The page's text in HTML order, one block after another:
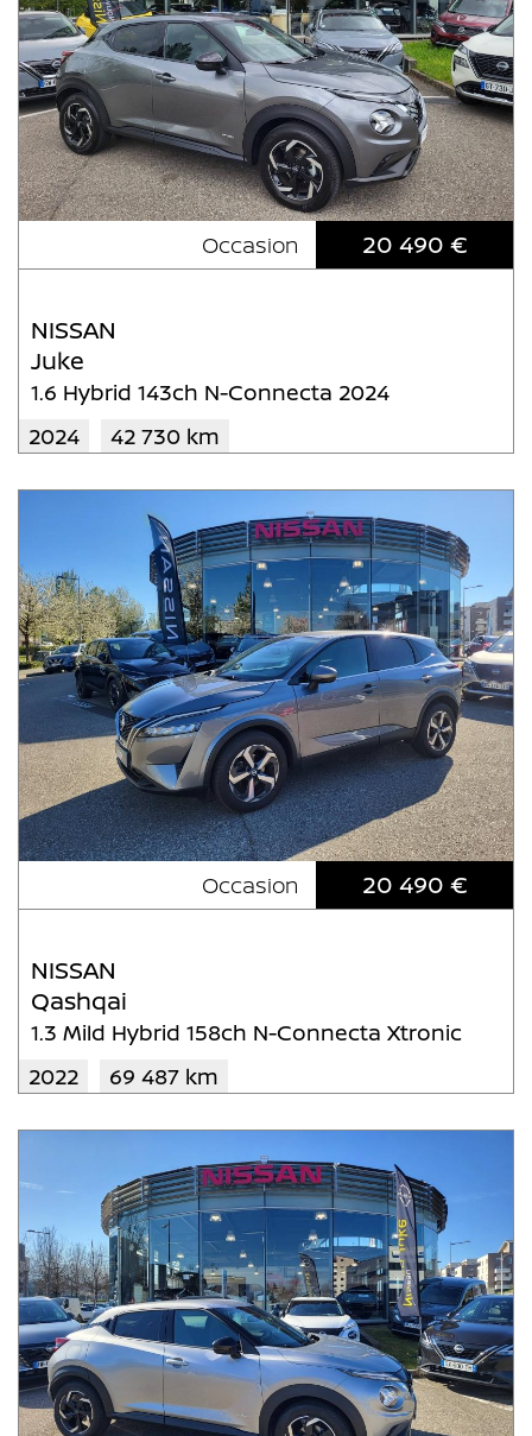
Occasion 20 490 €
NISSAN
Juke
1.6 Hybrid 143ch N-Connecta 2024
2024
42 730 km
Occasion 20 490 €
NISSAN
Qashqai
1.3 Mild Hybrid 158ch N-Connecta Xtronic
2022
69 487 km